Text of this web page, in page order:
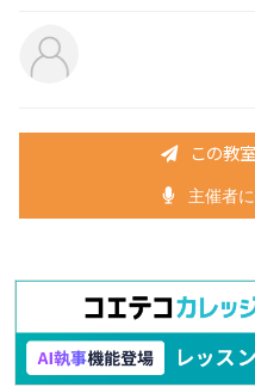
この教
主催者